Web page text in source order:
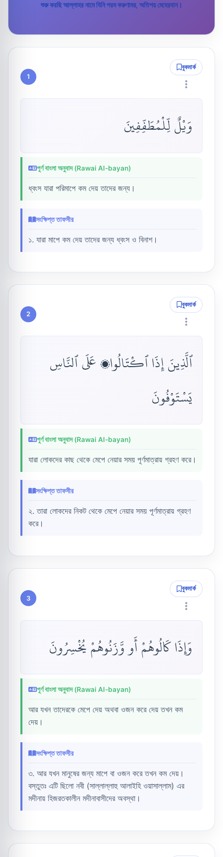
শুরু করছি আল্লাহর নামে যিনি পরম করুণাময়, অতিশয় মেহেরবান।
1
বুকমার্ক
وَيْلٌ لِّلْمُطَفِّفِينَ
পূর্ণ বাংলা অনুবাদ (Rawai Al-bayan)
ধ্বংস যারা পরিমাপে কম দেয় তাদের জন্য।
সংক্ষিপ্ত তাফসীর
১. যারা মাপে কম দেয় তাদের জন্য ধ্বংস ও বিনাশ।
2
বুকমার্ক
ٱلَّذِينَ إِذَا ٱكْتَالُوا۟ عَلَى ٱلنَّاسِ
يَسْتَوْفُونَ
পূর্ণ বাংলা অনুবাদ (Rawai Al-bayan)
যারা লোকদের কাছ থেকে মেপে নেয়ার সময় পূর্ণমাত্রায় গ্রহণ করে।
সংক্ষিপ্ত তাফসীর
২. তারা লোকদের নিকট থেকে মেপে নেয়ার সময় পূর্ণমাত্রায় গ্রহণ
করে।
3
বুকমার্ক
وَإِذَا كَالُوهُمْ أَو وَّزَنُوهُمْ يُخْسِرُونَ
পূর্ণ বাংলা অনুবাদ (Rawai Al-bayan)
আর যখন তাদেরকে মেপে দেয় অথবা ওজন করে দেয় তখন কম
দেয়।
সংক্ষিপ্ত তাফসীর
৩. আর যখন মানুষের জন্য মাপে বা ওজন করে তখন কম দেয়।
বস্তুতঃ এটি ছিলো নবী (সাল্লাল্লাহু আলাইহি ওয়াসাল্লাম) এর
মদীনায় হিজরতকালীন মদীনাবাসীদের অবস্থা।